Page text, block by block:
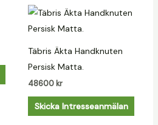
Täbris Äkta Handknuten
Persisk Matta.
48600 kr
Skicka Intresseanmälan